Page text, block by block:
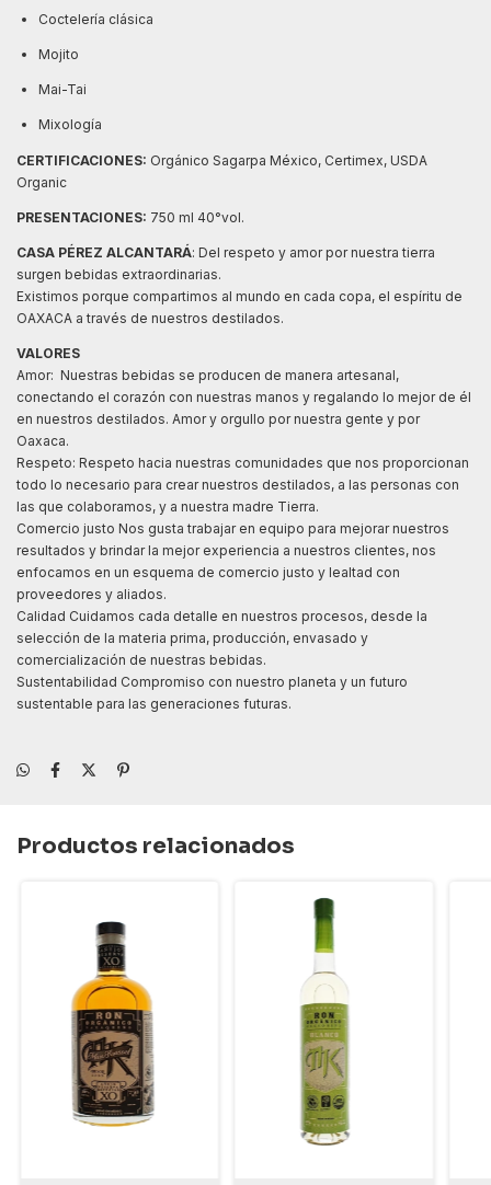
Coctelería clásica
Mojito
Mai-Tai
Mixología
CERTIFICACIONES: Orgánico Sagarpa México, Certimex, USDA
Organic
PRESENTACIONES: 750 ml 40°vol.
CASA PÉREZ ALCANTARÁ: Del respeto y amor por nuestra tierra
surgen bebidas extraordinarias.
Existimos porque compartimos al mundo en cada copa, el espíritu de
OAXACA a través de nuestros destilados.
VALORES
Amor: Nuestras bebidas se producen de manera artesanal,
conectando el corazón con nuestras manos y regalando lo mejor de él
en nuestros destilados. Amor y orgullo por nuestra gente y por
Oaxaca.
Respeto: Respeto hacia nuestras comunidades que nos proporcionan
todo lo necesario para crear nuestros destilados, a las personas con
las que colaboramos, y a nuestra madre Tierra.
Comercio justo Nos gusta trabajar en equipo para mejorar nuestros
resultados y brindar la mejor experiencia a nuestros clientes, nos
enfocamos en un esquema de comercio justo y lealtad con
proveedores y aliados.
Calidad Cuidamos cada detalle en nuestros procesos, desde la
selección de la materia prima, producción, envasado y
comercialización de nuestras bebidas.
Sustentabilidad Compromiso con nuestro planeta y un futuro
sustentable para las generaciones futuras.
Productos relacionados